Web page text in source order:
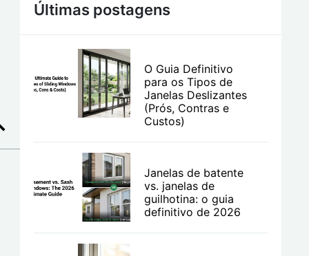
Últimas postagens
O Guia Definitivo
para os Tipos de
Janelas Deslizantes
(Prós, Contras e
Custos)
Janelas de batente
vs. janelas de
guilhotina: o guia
definitivo de 2026